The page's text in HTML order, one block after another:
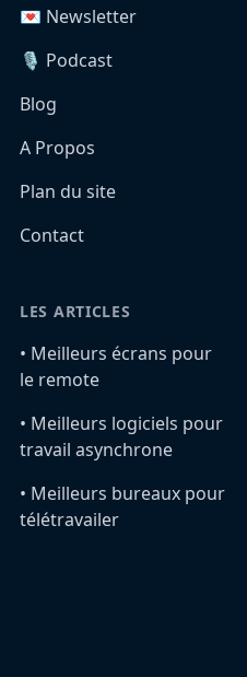
💌 Newsletter
🎙️ Podcast
Blog
A Propos
Plan du site
Contact
LES ARTICLES
•️ Meilleurs écrans pour
le remote
•️ Meilleurs logiciels pour
travail asynchrone
•️ Meilleurs bureaux pour
télétravailer